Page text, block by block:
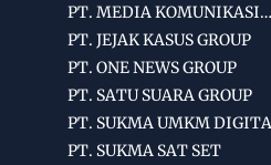
PT. MEDIA KOMUNIKASI
INFORMASI
PT. JEJAK KASUS GROUP
PT. ONE NEWS GROUP
PT. SATU SUARA GROUP
PT. SUKMA UMKM
PT. SUKMA SAT SET